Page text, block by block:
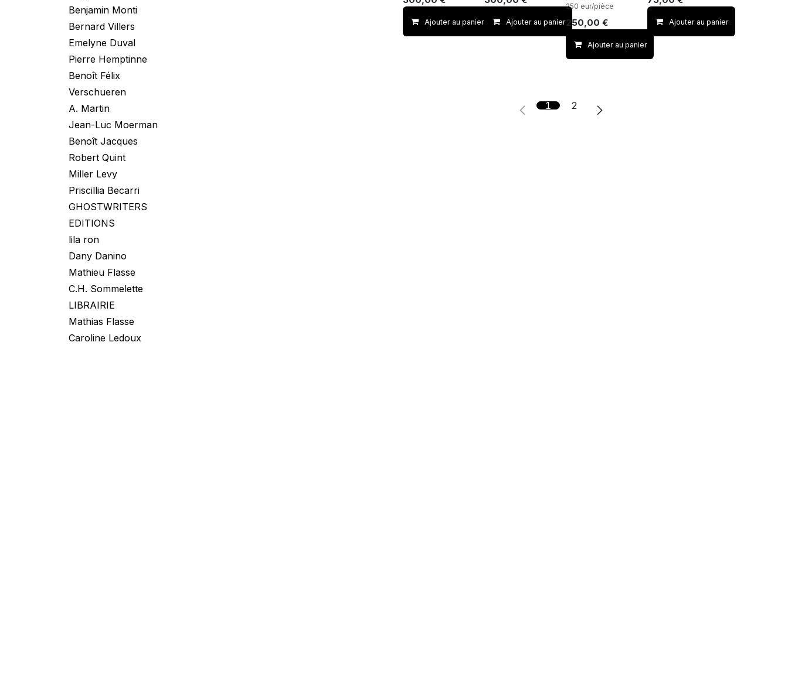
Benjamin Monti
Bernard Villers
Emelyne Duval
Pierre Hemptinne
Benoît Félix
Verschueren
A. Martin
Jean-Luc Moerman
Benoît Jacques
Robert Quint
Miller Levy
Priscillia Becarri
GHOSTWRITERS
EDITIONS
lila ron
Dany Danino
Mathieu Flasse
C.H. Sommelette
LIBRAIRIE
Mathias Flasse
Caroline Ledoux
Ajouter au panier Ajouter au panier
250 eur/pièce
250,00 €
Ajouter au panier
Ajouter au panier
1 2